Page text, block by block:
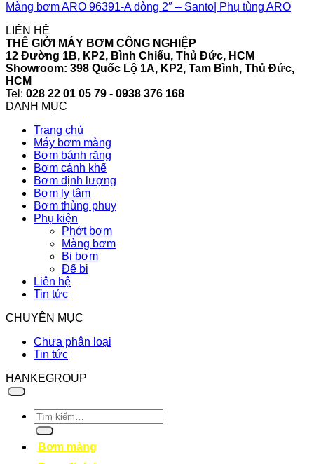
Màng bơm ARO 96391-A dòng 2″ – Santo| Phụ tùng ARO
LIÊN HỆ
THẾ GIỚI MÁY BƠM CÔNG NGHIỆP
12 Đường 1B, KP2, Bình Chiểu, Thủ Đức, HCM
Showroom: 398 Quốc Lộ 1A, KP2, Tam Bình, Thủ Đức,
HCM
Tel: 028 22 01 05 79 - 0938 376 168
DANH MỤC
Trang chủ
Máy bơm màng
Bơm bánh răng
Bơm cánh khế
Bơm định lượng
Bơm ly tâm
Bơm thùng phuy
Phụ kiện
Phớt bơm
Màng bơm
Bi bơm
Đế bi
Liên hệ
Tin tức
CHUYÊN MỤC
Chưa phân loại
Tin tức
HANKEGROUP
Tìm
kiếm:
Bơm màng